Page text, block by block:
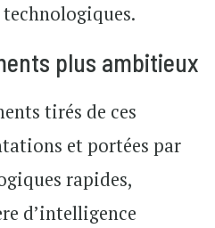
plus ambitieux
tirés de ces
et portées par
rapides,
d’intelligence